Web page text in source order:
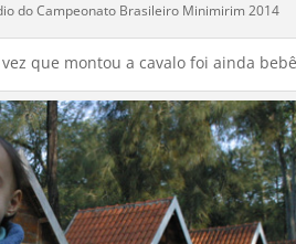
do Campeonato Brasileiro Minimirim 2014
que montou a cavalo foi ainda